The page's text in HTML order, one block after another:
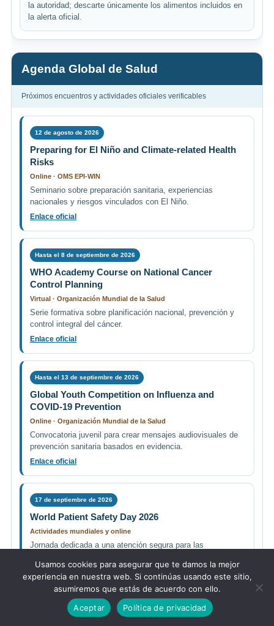
la autoridad; descarte únicamente los alimentos incluidos en
la alerta oficial.
Agenda Global de Salud
Próximos encuentros y actividades oficiales verificables
12 de agosto de 2026
Preparing for El Niño and Climate-related Health
Risks
Online · OMS EPI-WIN
Seminario sobre preparación sanitaria, experiencias
nacionales y riesgos vinculados con El Niño.
Enlace oficial
Hasta el 8 de septiembre de 2026
WHO Academy Course on National Cancer
Control Planning
Virtual · Organización Mundial de la Salud
Serie formativa sobre planificación nacional, prevención y
control integral del cáncer.
Enlace oficial
Hasta el 13 de septiembre de 2026
Global Youth Competition on Influenza and
COVID-19 Prevention
Online · Organización Mundial de la Salud
Convocatoria juvenil para crear mensajes audiovisuales de
prevención sanitaria basados en evidencia.
Enlace oficial
17 de septiembre de 2026
World Patient Safety Day 2026
Actividades mundiales y online
Jornada dedicada a una atención segura para las
5–8 de octubre de 2026
Usamos cookies para asegurar que te damos la mejor
experiencia en nuestra web. Si continúas usando este sitio,
asumiremos que estás de acuerdo con ello.
Aceptar
Política de privacidad